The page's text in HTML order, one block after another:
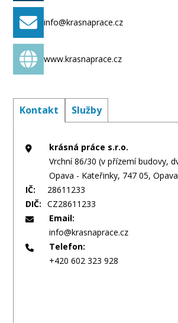
info@krasnaprace.cz
www.krasnaprace.cz
Kontakt Služby
krásná práce s.r.o.
Vrchní 86/30 (v přízemí budovy,
Opava - Kateřinky, 747 05, Opava
IČ:
28611233
DIČ:
CZ28611233
Email:
info@krasnaprace.cz
Telefon:
+420 602 323 928